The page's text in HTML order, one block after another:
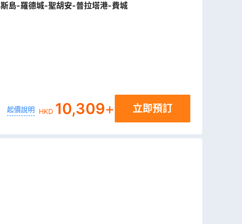
島-羅德城-聖胡安-普拉塔港-費城
起價說明 HKD 10,309+ 立即預訂